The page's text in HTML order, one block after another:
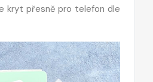
kryt přesně pro telefon dle